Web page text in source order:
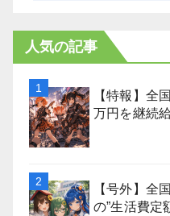
人気の記事
【特報】全
万円を継続
【号外】全
の”生活費定